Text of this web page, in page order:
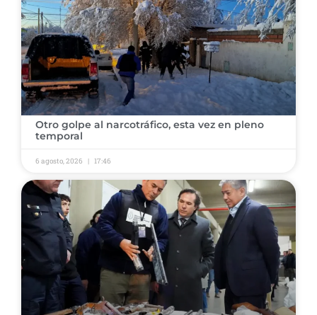
​Otro golpe al narcotráfico, esta vez en pleno
temporal ​
6 agosto, 2026 17:46